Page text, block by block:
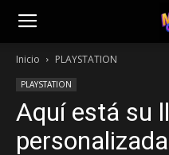
Inicio PLAYSTATION
PLAYSTATION
Aquí está su